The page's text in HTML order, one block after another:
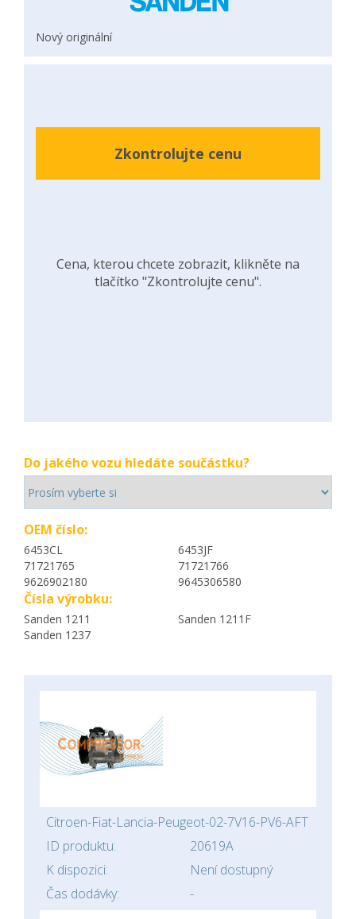
Nový originální
Zkontrolujte cenu
Cena, kterou chcete zobrazit, klikněte na
tlačítko "Zkontrolujte cenu".
Do jakého vozu hledáte součástku?
OEM číslo:
6453CL
6453JF
71721765
71721766
9626902180
9645306580
Čísla výrobku:
Sanden 1211
Sanden 1211F
Sanden 1237
Citroen-Fiat-Lancia-Peugeot-02-7V16-PV6-AFT
ID produktu:
20619A
K dispozici:
Není dostupný
Čas dodávky:
-